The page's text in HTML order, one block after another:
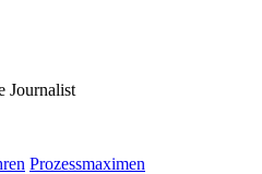
Journalist
Prozessmaximen